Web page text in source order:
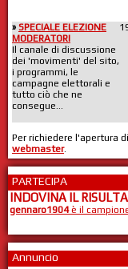
» SPECIALE ELEZIONE
MODERATORI
Il canale di discussione
dei 'movimenti' del sito,
i programmi, le
campagne elettorali e
tutto ciò che ne
consegue...
Per richiedere l'apertura
webmaster.
PARTECIPA
INDOVINA IL
gennaro1904è il
Annuncio